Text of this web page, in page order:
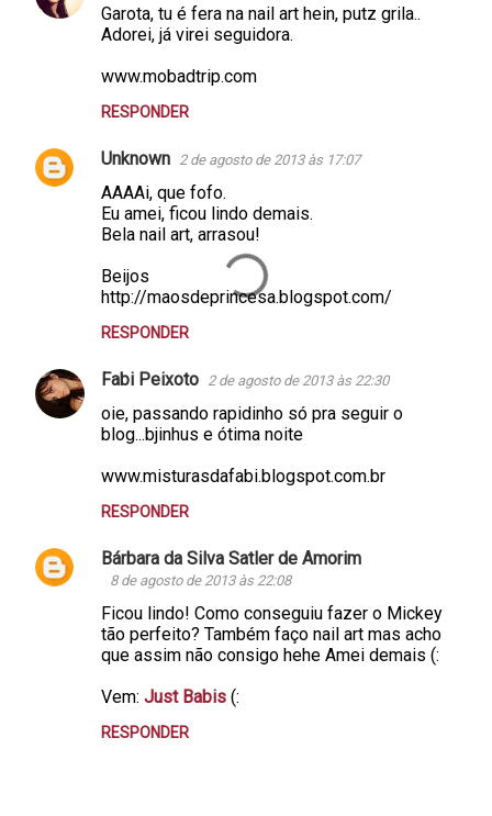
Garota, tu é fera na nail art hein, putz grila..
Adorei, já virei seguidora.
www.mobadtrip.com
RESPONDER
Unknown 2 de agosto de 2013 às 17:07
AAAAi, que fofo.
Eu amei, ficou lindo demais.
Bela nail art, arrasou!
Beijos
http://maosdeprincesa.blogspot.com/
RESPONDER
Fabi Peixoto 2 de agosto de 2013 às 22:30
oie, passando rapidinho só pra seguir o
blog...bjinhus e ótima noite
www.misturasdafabi.blogspot.com.br
RESPONDER
Bárbara da Silva Satler de Amorim
8 de agosto de 2013 às 22:08
Ficou lindo! Como conseguiu fazer o Mickey
tão perfeito? Também faço nail art mas acho
que assim não consigo hehe Amei demais (:
Vem: Just Babis (:
RESPONDER